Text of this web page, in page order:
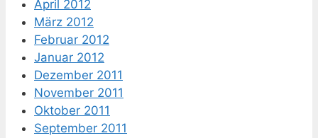
April 2012
März 2012
Februar 2012
Januar 2012
Dezember 2011
November 2011
Oktober 2011
September 2011